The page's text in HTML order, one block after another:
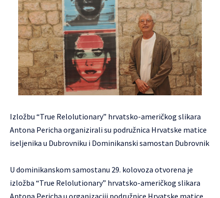
Izložbu “True Relolutionary” hrvatsko-američkog slikara
Antona Pericha organizirali su podružnica Hrvatske matice
iseljenika u Dubrovniku i Dominikanski samostan Dubrovnik
U dominikanskom samostanu 29. kolovoza otvorena je
izložba “True Relolutionary” hrvatsko-američkog slikara
Antona Pericha u organizaciji podružnice Hrvatske matice